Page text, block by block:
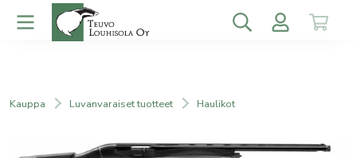
Kauppa Luvanvaraiset tuotteet Haulikot